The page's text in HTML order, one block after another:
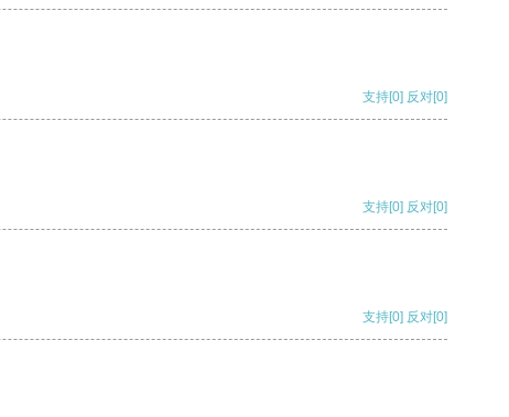
支持[0] 反对[0]
支持[0] 反对[0]
支持[0] 反对[0]